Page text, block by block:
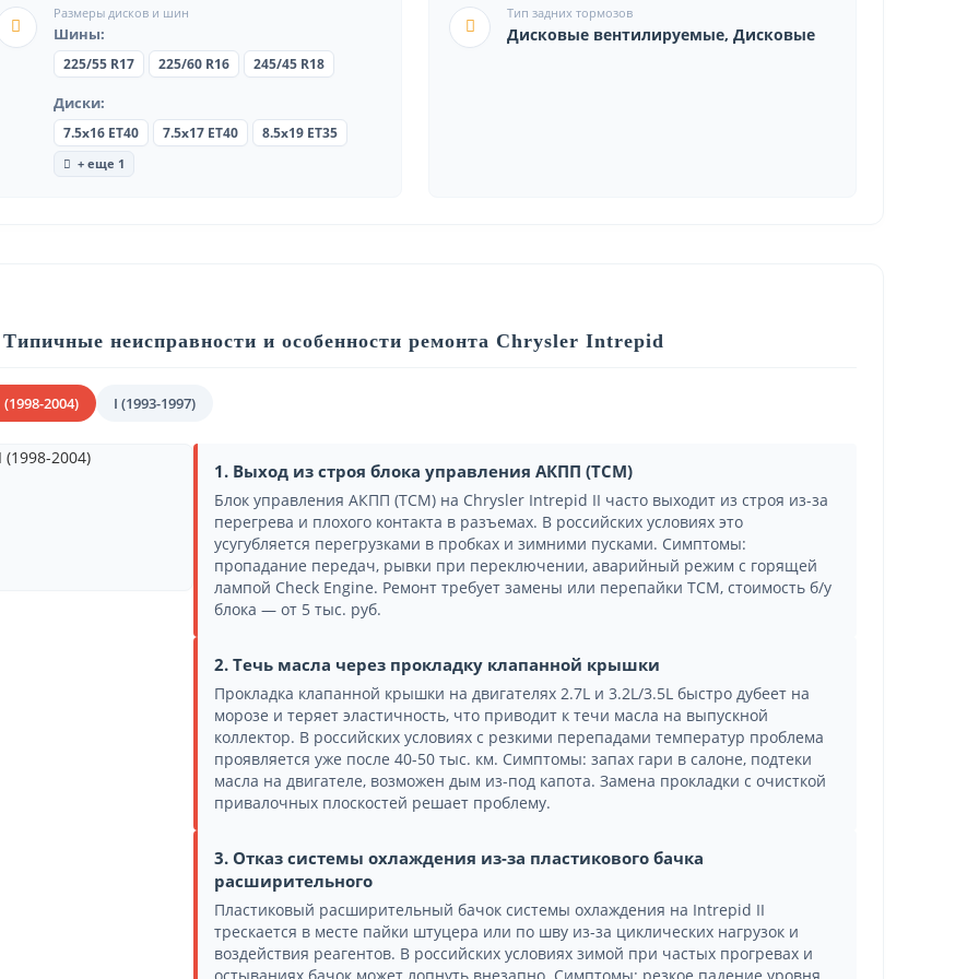
Размеры дисков и шин
Шины:
225/55 R17 225/60 R16 245/45 R18
Диски:
7.5x16 ET40 7.5x17 ET40
8.5x19 ET35
+ еще 1
Тип задних тормозов
Дисковые вентилируемые, Дисковые
неисправности и особенности ремонта Chrysler Intrepid
(1998-2004) I (1993-1997)
1. Выход из строя блока управления АКПП (TCM)
Блок управления АКПП (TCM) на Chrysler Intrepid II часто выходит из строя из-за
перегрева и плохого контакта в разъемах. В российских условиях это
усугубляется перегрузками в пробках и зимними пусками. Симптомы:
пропадание передач, рывки при переключении, аварийный режим с горящей
лампой Check Engine. Ремонт требует замены или перепайки TCM, стоимость б/у
блока — от 5 тыс. руб.
2. Течь масла через прокладку клапанной крышки
Прокладка клапанной крышки на двигателях 2.7L и 3.2L/3.5L быстро дубеет на
морозе и теряет эластичность, что приводит к течи масла на выпускной
коллектор. В российских условиях с резкими перепадами температур проблема
проявляется уже после 40-50 тыс. км. Симптомы: запах гари в салоне, подтеки
масла на двигателе, возможен дым из-под капота. Замена прокладки с очисткой
привалочных плоскостей решает проблему.
3. Отказ системы охлаждения из-за пластикового бачка
расширительного
Пластиковый расширительный бачок системы охлаждения на Intrepid II
трескается в месте пайки штуцера или по шву из-за циклических нагрузок и
воздействия реагентов. В российских условиях зимой при частых прогревах и